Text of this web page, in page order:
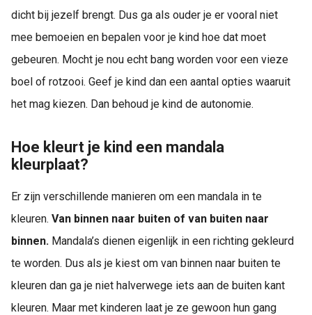
dicht bij jezelf brengt. Dus ga als ouder je er vooral niet
mee bemoeien en bepalen voor je kind hoe dat moet
gebeuren. Mocht je nou echt bang worden voor een vieze
boel of rotzooi. Geef je kind dan een aantal opties waaruit
het mag kiezen. Dan behoud je kind de autonomie.
Hoe kleurt je kind een mandala
kleurplaat?
Er zijn verschillende manieren om een mandala in te
kleuren. Van binnen naar buiten of van buiten naar
binnen. Mandala’s dienen eigenlijk in een richting gekleurd
te worden. Dus als je kiest om van binnen naar buiten te
kleuren dan ga je niet halverwege iets aan de buiten kant
kleuren. Maar met kinderen laat je ze gewoon hun gang